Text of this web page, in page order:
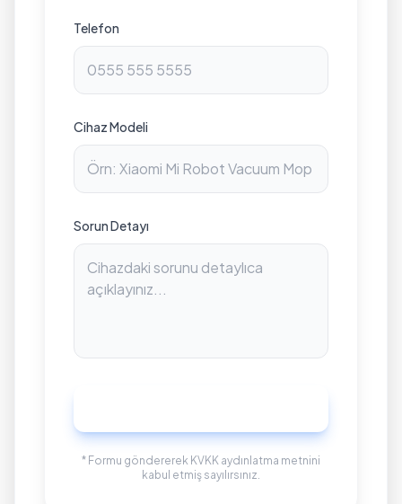
Telefon
Cihaz Modeli
Sorun Detayı
* Formu göndererek KVKK aydınlatma metnini
kabul etmiş sayılırsınız.